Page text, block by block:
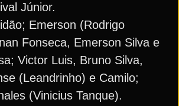
Júnior.
Emerson (Rodrigo
Fonseca, Emerson Silva e
Victor Luis, Bruno Silva,
(Leandrinho) e Camilo;
(Vinicius Tanque).